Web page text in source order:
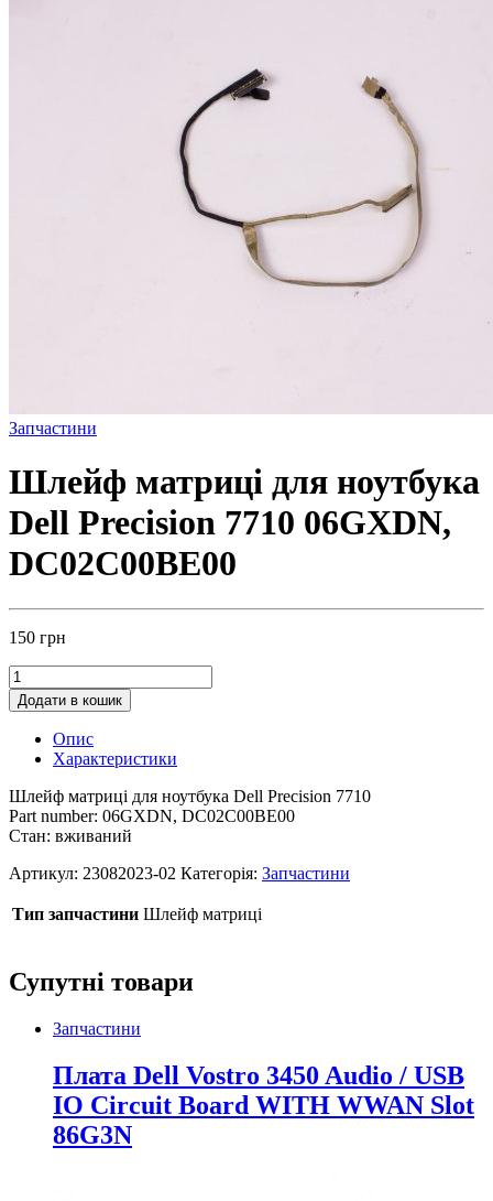
Запчастини
Шлейф матриці для ноутбука
Dell Precision 7710 06GXDN,
DC02C00BE00
150 грн
Додати в кошик
Опис
Характеристики
Шлейф матриці для ноутбука Dell Precision 7710
Part number: 06GXDN, DC02C00BE00
Стан: вживаний
Артикул: 23082023-02 Категорія: Запчастини
Тип запчастини Шлейф матриці
Супутні товари
Запчастини
Плата Dell Vostro 3450 Audio / USB
IO Circuit Board WITH WWAN Slot
86G3N